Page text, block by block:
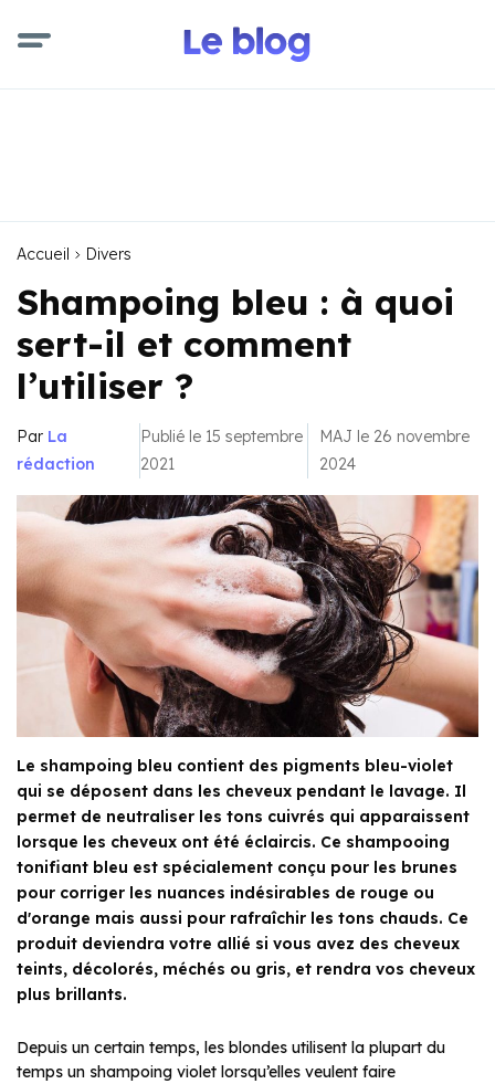
Accueil Divers
Shampoing bleu : à quoi
sert-il et comment
l’utiliser ?
Par La
rédaction
Publié le 15 septembre
2021
MAJ le 26 novembre
2024
Le shampoing bleu contient des pigments bleu-violet
qui se déposent dans les cheveux pendant le lavage. Il
permet de neutraliser les tons cuivrés qui apparaissent
lorsque les cheveux ont été éclaircis. Ce shampooing
tonifiant bleu est spécialement conçu pour les brunes
pour corriger les nuances indésirables de rouge ou
d'orange mais aussi pour rafraîchir les tons chauds. Ce
produit deviendra votre allié si vous avez des cheveux
teints, décolorés, méchés ou gris, et rendra vos cheveux
plus brillants.
Depuis un certain temps, les blondes utilisent la plupart du
temps un shampoing violet lorsqu’elles veulent faire